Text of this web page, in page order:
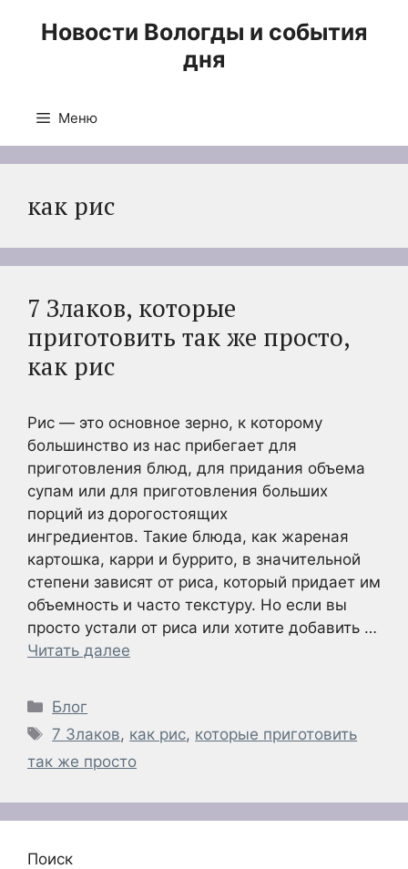
Новости Вологды и события
дня
Меню
как рис
7 Злаков, которые
приготовить так же просто,
как рис
Рис — это основное зерно, к которому
большинство из нас прибегает для
приготовления блюд, для придания объема
супам или для приготовления больших
порций из дорогостоящих
ингредиентов. Такие блюда, как жареная
картошка, карри и буррито, в значительной
степени зависят от риса, который придает им
объемность и часто текстуру. Но если вы
просто устали от риса или хотите добавить …
Читать далее
Рубрики
Блог
Метки
7 Злаков, как рис, которые приготовить
так же просто
Поиск